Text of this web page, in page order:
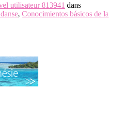
utilisateur 813941 dans
, Conocimientos básicos de la